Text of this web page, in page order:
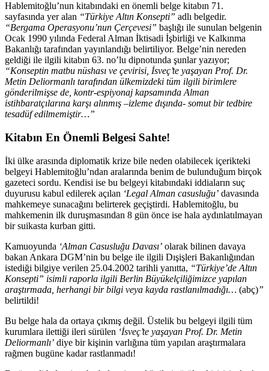
Hablemitoğlu’nun kitabındaki en önemli belge kitabın 71.
sayfasında yer alan “Türkiye Altın Konsepti” adlı belgedir.
“Bergama Operasyonu’nun Çerçevesi” başlığı ile sunulan belgenin
Ocak 1990 yılında Federal Alman İktisadi İşbirliği ve Kalkınma
Bakanlığı tarafından yayınlandığı belirtiliyor. Belge’nin nereden
geldiği ile ilgili kitabın 63. no’lu dipnotunda şunlar yazıyor;
“Konseptin matbu nüshası ve çevirisi, İsveç’te yaşayan Prof. Dr.
Metin Deliormanlı tarafından ülkemizdeki tüm ilgili birimlere
gönderilmişse de, kontr-espiyonaj kapsamında Alman
istihbaratçılarına karşı alınmış –izleme dışında- somut bir tedbire
tesadüf edilmemiştir…”
Kitabın En Önemli Belgesi Sahte!
İki ülke arasında diplomatik krize bile neden olabilecek içerikteki
belgeyi Hablemitoğlu’ndan aralarında benim de bulunduğum birçok
gazeteci sordu. Kendisi ise bu belgeyi kitabındaki iddiaların suç
duyurusu kabul edilerek açılan ‘Legal Alman casusluğu’ davasında
mahkemeye sunacağını belirterek geçiştirdi. Hablemitoğlu, bu
mahkemenin ilk duruşmasından 8 gün önce ise hala aydınlatılmayan
bir suikasta kurban gitti.
Kamuoyunda ‘Alman Casusluğu Davası’ olarak bilinen davaya
bakan Ankara DGM’nin bu belge ile ilgili Dışişleri Bakanlığından
istediği bilgiye verilen 25.04.2002 tarihli yanıtta, “Türkiye’de Altın
Konsepti” isimli raporla ilgili Berlin Büyükelçiliğimizce yapılan
araştırmada, herhangi bir bilgi veya kayda rastlanılmadığı… (abç)”
belirtildi!
Bu belge hala da ortaya çıkmış değil. Üstelik bu belgeyi ilgili tüm
kurumlara ilettiği ileri sürülen ‘İsveç’te yaşayan Prof. Dr. Metin
Deliormanlı’ diye bir kişinin varlığına tüm yapılan araştırmalara
rağmen bugüne kadar rastlanmadı!